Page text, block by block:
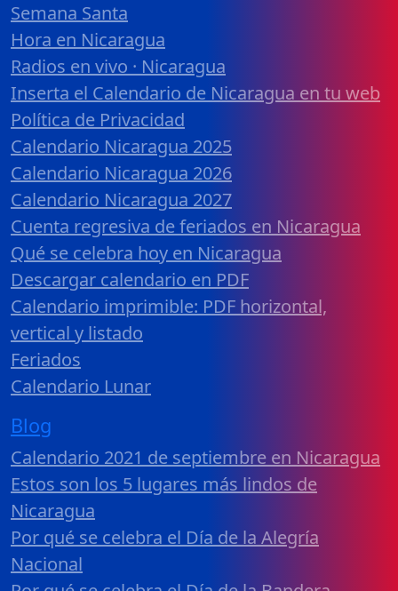
Semana Santa
Hora en Nicaragua
Radios en vivo · Nicaragua
Inserta el Calendario de Nicaragua en tu web
Política de Privacidad
Calendario Nicaragua 2025
Calendario Nicaragua 2026
Calendario Nicaragua 2027
Cuenta regresiva de feriados en Nicaragua
Qué se celebra hoy en Nicaragua
Descargar calendario en PDF
Calendario imprimible: PDF horizontal,
vertical y listado
Feriados
Calendario Lunar
Blog
Calendario 2021 de septiembre en Nicaragua
Estos son los 5 lugares más lindos de
Nicaragua
Por qué se celebra el Día de la Alegría
Nacional